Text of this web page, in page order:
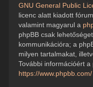
GNU General Public
licenc alatt kiadott
valamint magyarul a
phpBB csak
kommunikációra; a
milyen tartalmakat,
További információért
https://www.phpbb.com/